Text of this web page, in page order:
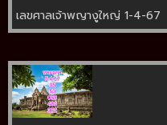
เลขศาลเจ้าพญางูใหญ่ 1-4-67